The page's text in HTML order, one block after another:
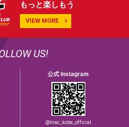
もっと楽しもう
VIEW MORE
US!
公式 Instagram
@inac_kobe_official